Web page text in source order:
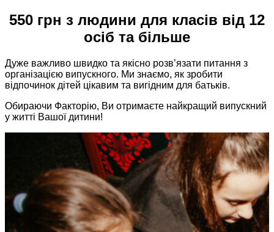
550 грн з людини для класів від 12
осіб та більше
Дуже важливо швидко та якісно розв’язати питання з
організацією випускного. Ми знаємо, як зробити
відпочинок дітей цікавим та вигідним для батьків.
Обираючи Факторію, Ви отримаєте найкращий випускний
у житті Вашої дитини!